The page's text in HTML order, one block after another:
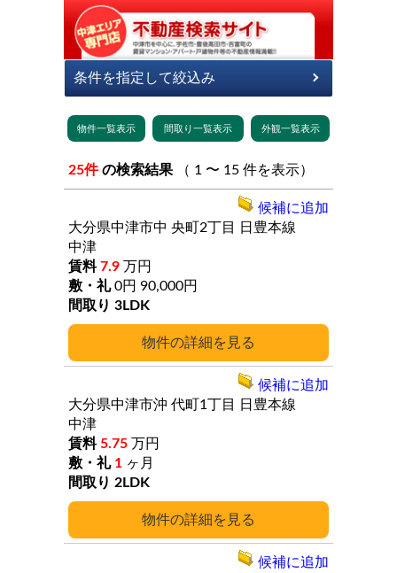
25件 の検索結果 （ 1 〜 15 件を表示）
詳細
大分県中津市中 央町2丁目
日豊本線
中津
7.9 万円
0円 90,000円
3LDK
候補に追加
詳細
大分県中津市沖 代町1丁目
日豊本線
中津
5.75 万円
1 ヶ月
2LDK
候補に追加
候補に追加